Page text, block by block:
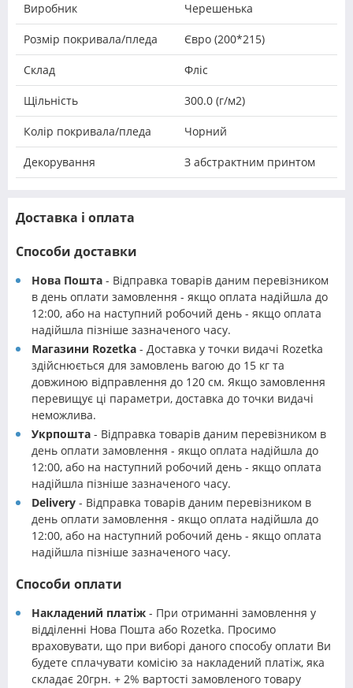
Виробник Черешенька
Розмір покривала/пледа Євро (200*215)
Склад Фліс
Щільність 300.0 (г/м2)
Колір покривала/пледа Чорний
Декорування З абстрактним принтом
Доставка і оплата
Способи доставки
Нова Пошта - Відправка товарів даним перевізником
в день оплати замовлення - якщо оплата надійшла до
12:00, або на наступний робочий день - якщо оплата
надійшла пізніше зазначеного часу.
Магазини Rozetka - Доставка у точки видачі Rozetka
здійснюється для замовлень вагою до 15 кг та
довжиною відправлення до 120 см. Якщо замовлення
перевищує ці параметри, доставка до точки видачі
неможлива.
Укрпошта - Відправка товарів даним перевізником в
день оплати замовлення - якщо оплата надійшла до
12:00, або на наступний робочий день - якщо оплата
надійшла пізніше зазначеного часу.
Delivery - Відправка товарів даним перевізником в
день оплати замовлення - якщо оплата надійшла до
12:00, або на наступний робочий день - якщо оплата
надійшла пізніше зазначеного часу.
Способи оплати
Накладений платіж - При отриманні замовлення у
відділенні Нова Пошта або Rozetka. Просимо
враховувати, що при виборі даного способу оплати Ви
будете сплачувати комісію за накладений платіж, яка
складає 20грн. + 2% вартості замовленого товару